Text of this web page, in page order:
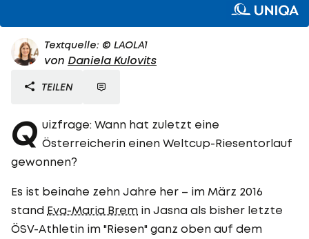
Textquelle: © LAOLA1
von Daniela Kulovits
TEILEN
Q uizfrage: Wann hat zuletzt eine
Österreicherin einen Weltcup-Riesentorlauf
gewonnen?
Es ist beinahe zehn Jahre her – im März 2016
stand Eva-Maria Brem in Jasna als bisher letzte
ÖSV-Athletin im "Riesen" ganz oben auf dem